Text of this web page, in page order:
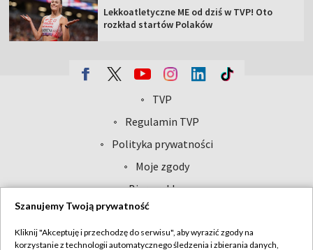
Lekkoatletyczne ME od dziś w TVP! Oto
rozkład startów Polaków
TVP
Abonament TVP
Sklep TVP
Biuro Reklamy
Oferta Handlowa
Telegazeta ogłoszenia
Emisja w TVP
Regulamin TVP
Polityka prywatności
Moje zgody
Biuro reklamy
Kontakt
Szanujemy Twoją prywatność
Kliknij "Akceptuję i przechodzę do serwisu", aby wyrazić zgody na
korzystanie z technologii automatycznego śledzenia i zbierania danych,